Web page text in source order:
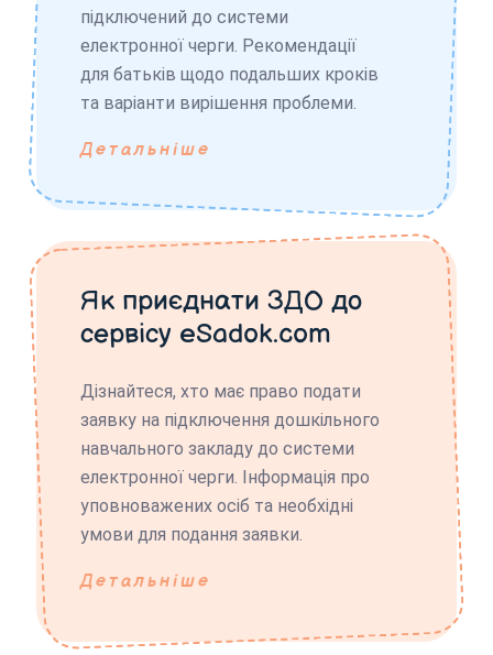
підключений до системи
електронної черги. Рекомендації
для батьків щодо подальших кроків
та варіанти вирішення проблеми.
Детальніше
Як приєднати ЗДО до
сервісу eSadok.com
Дізнайтеся, хто має право подати
заявку на підключення дошкільного
навчального закладу до системи
електронної черги. Інформація про
уповноважених осіб та необхідні
умови для подання заявки.
Детальніше